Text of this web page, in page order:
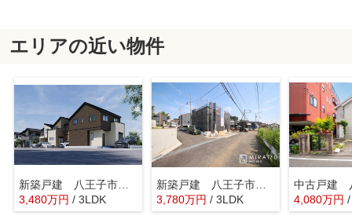
エリアの近い物件
新築戸建 八王子市四谷町 2期 全6棟
3,480万円 / 3LDK
新築戸建 八王子市長房町 第32 全7棟
3,780万円 / 3LDK 4,080万円